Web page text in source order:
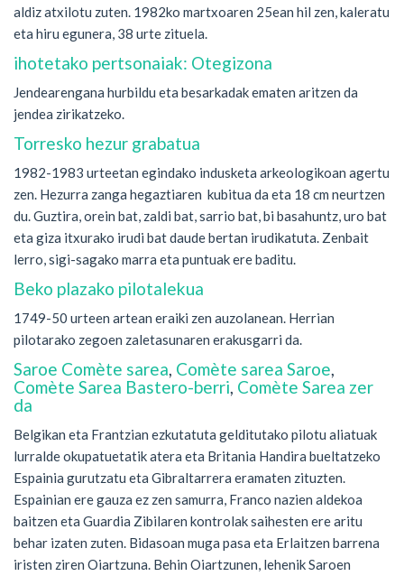
aldiz atxilotu zuten. 1982ko martxoaren 25ean hil zen, kaleratu
eta hiru egunera, 38 urte zituela.
ihotetako pertsonaiak: Otegizona
Jendearengana hurbildu eta besarkadak ematen aritzen da
jendea zirikatzeko.
Torresko hezur grabatua
1982-1983 urteetan egindako indusketa arkeologikoan agertu
zen. Hezurra zanga hegaztiaren kubitua da eta 18 cm neurtzen
du. Guztira, orein bat, zaldi bat, sarrio bat, bi basahuntz, uro bat
eta giza itxurako irudi bat daude bertan irudikatuta. Zenbait
lerro, sigi-sagako marra eta puntuak ere baditu.
Beko plazako pilotalekua
1749-50 urteen artean eraiki zen auzolanean. Herrian
pilotarako zegoen zaletasunaren erakusgarri da.
Saroe Comète sarea Comète sarea Saroe
Comète Sarea Bastero-berri Comète Sarea zer
da
Belgikan eta Frantzian ezkutatuta gelditutako pilotu aliatuak
lurralde okupatuetatik atera eta Britania Handira bueltatzeko
Espainia gurutzatu eta Gibraltarrera eramaten zituzten.
Espainian ere gauza ez zen samurra, Franco nazien aldekoa
baitzen eta Guardia Zibilaren kontrolak saihesten ere aritu
behar izaten zuten. Bidasoan muga pasa eta Erlaitzen barrena
iristen ziren Oiartzuna. Behin Oiartzunen, lehenik Saroen